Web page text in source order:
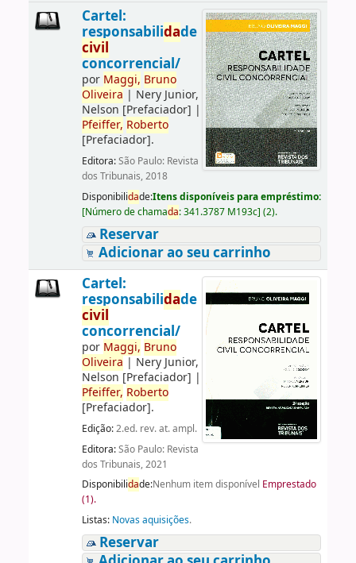
Cartel:
responsabilidade
civil
concorrencial/
por Maggi, Bruno
Oliveira | Nery Junior,
Nelson [Prefaciador] |
Pfeiffer, Roberto
[Prefaciador].
Editora:São Paulo: Revista
dos Tribunais, 2018
Disponibilidade:Itens disponíveis para empréstimo:
[Número de chamada:341.3787 M193c] (2).
Reservar
Adicionar ao seu carrinho
Cartel:
responsabilidade
civil
concorrencial/
por Maggi, Bruno
Oliveira | Nery Junior,
Nelson [Prefaciador] |
Pfeiffer, Roberto
[Prefaciador].
Edição:2.ed. rev. at. ampl.
Editora:São Paulo: Revista
dos Tribunais, 2021
Disponibilidade:Nenhum item disponível Emprestado
(1).
Listas: Novas aquisições.
Reservar